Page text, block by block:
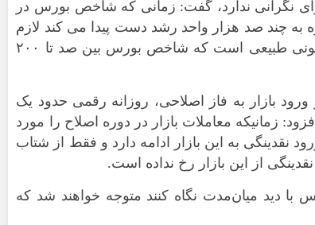
*چندرسانه‌ای
گالری
اینفوگرافی
عکس
صوت و فیلم
*استان ها
آذربایجان غربی
اردبیل
اصفهان
ایلام
نگرانی ندارد، گفت: زمانی که شاخص بورس در
به چند صد هزار واحد رشد دست پیدا می کند لازم
است برای مدتی وارد اصلاح جدی شود، در وضعیت کنونی طبیعی است که شاخص بورس بین صد تا ۲۰۰
ورود بازار به فاز اصلاحی، روزانه رقمی حدود یک
افزود: زمانیکه معاملات بازار در دوره اصلاح را مورد
نقدینگی به این بازار ادامه دارد و فقط از شتاب
از این بازار رخ نداده است.
با دید میان‌مدت نگاه کنند متوجه خواهند شد که